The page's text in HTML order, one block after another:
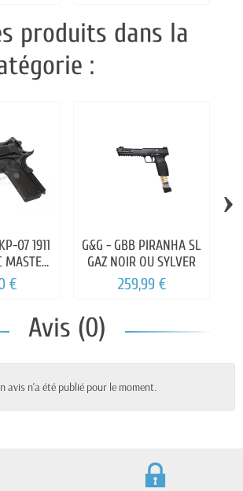
produits dans la
:
07 1911
MASTER
€
G&G - GBB PIRANHA SL
GAZ NOIR OU SYLVER
259,99 €
›
Avis (0)
avis n'a été publié pour le moment.